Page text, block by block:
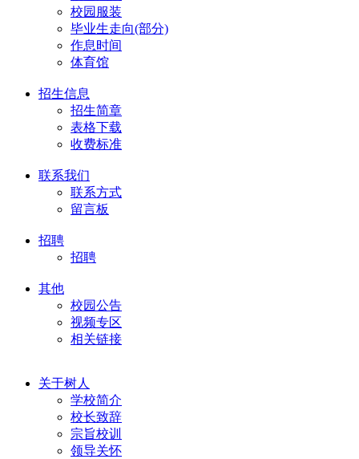
校园服装
毕业生走向(部分)
作息时间
体育馆
招生信息
招生简章
表格下载
收费标准
联系我们
联系方式
留言板
招聘
招聘
其他
校园公告
视频专区
相关链接
关于树人
学校简介
校长致辞
宗旨校训
领导关怀